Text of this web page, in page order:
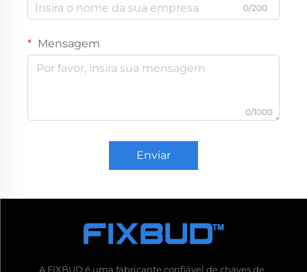
0/200
Mensagem
0/1000
Enviar
A FIXBUD é uma fabricante confiável de chaves de